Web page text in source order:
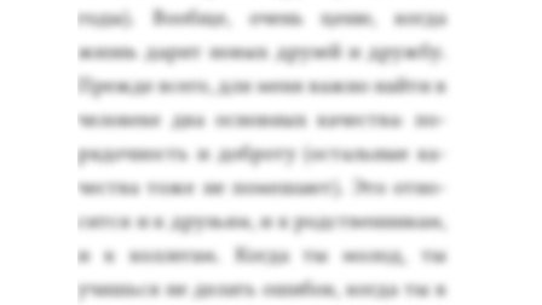
го­ды). Во­об­ще, очень це­ню, ког­да
жизнь да­рит но­вых дру­зей и друж­бу.
Преж­де все­го, для ме­ня важ­но най­ти в
че­лове­ке два ос­новных ка­чес­тва: по­
рядоч­ность и доб­ро­ту (ос­таль­ные ка­
чес­тва то­же не по­меша­ют). Это от­но­
сит­ся и к друзь­ям, и к родс­твен­ни­кам,
и к кол­ле­гам. Ког­да ты мо­лод, ты
учишь­ся не де­лать оши­бок, ког­да ты в